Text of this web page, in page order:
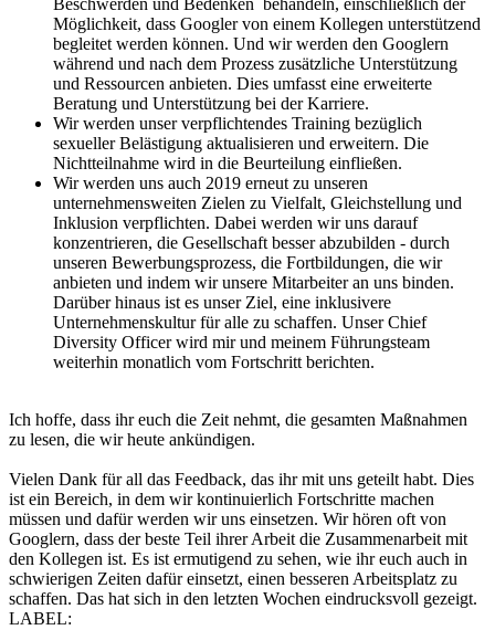
Beschwerden und Bedenken behandeln, einschließlich der
Möglichkeit, dass Googler von einem Kollegen unterstützend
begleitet werden können. Und wir werden den Googlern
während und nach dem Prozess zusätzliche Unterstützung
und Ressourcen anbieten. Dies umfasst eine erweiterte
Beratung und Unterstützung bei der Karriere.
Wir werden unser verpflichtendes Training bezüglich
sexueller Belästigung aktualisieren und erweitern. Die
Nichtteilnahme wird in die Beurteilung einfließen.
Wir werden uns auch 2019 erneut zu unseren
unternehmensweiten Zielen zu Vielfalt, Gleichstellung und
Inklusion verpflichten. Dabei werden wir uns darauf
konzentrieren, die Gesellschaft besser abzubilden - durch
unseren Bewerbungsprozess, die Fortbildungen, die wir
anbieten und indem wir unsere Mitarbeiter an uns binden.
Darüber hinaus ist es unser Ziel, eine inklusivere
Unternehmenskultur für alle zu schaffen. Unser Chief
Diversity Officer wird mir und meinem Führungsteam
weiterhin monatlich vom Fortschritt berichten.
Ich hoffe, dass ihr euch die Zeit nehmt, die gesamten Maßnahmen
zu lesen, die wir heute ankündigen.
Vielen Dank für all das Feedback, das ihr mit uns geteilt habt. Dies
ist ein Bereich, in dem wir kontinuierlich Fortschritte machen
müssen und dafür werden wir uns einsetzen. Wir hören oft von
Googlern, dass der beste Teil ihrer Arbeit die Zusammenarbeit mit
den Kollegen ist. Es ist ermutigend zu sehen, wie ihr euch auch in
schwierigen Zeiten dafür einsetzt, einen besseren Arbeitsplatz zu
schaffen. Das hat sich in den letzten Wochen eindrucksvoll gezeigt.
LABEL: